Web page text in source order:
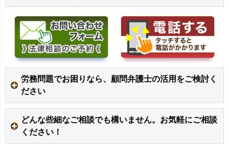
労務問題でお困りなら、顧問弁護士の活用をご検討く
ださい
どんな些細なご相談でも構いません。お気軽にご相談
ください！